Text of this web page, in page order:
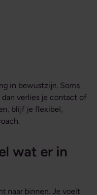
in bewustzijn. Soms
verlies je contact of
blijf je flexibel,
wat er in
naar binnen. Je voelt